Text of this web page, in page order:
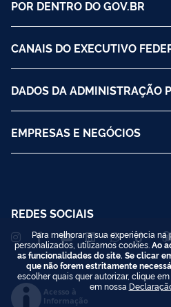
POR DENTRO DO GOV.BR
CANAIS DO EXECUTIVO
DADOS DA ADMINISTRAÇÃO
EMPRESAS E NEGÓCIOS
REDES SOCIAIS
Acesso à
Informação
Para melhorar a sua experiência
personalizados, utilizamos cookies. Ao
as funcionalidades do site. Se clicar
que não forem estritamente
escolher quais quer autorizar, clique
em nossa